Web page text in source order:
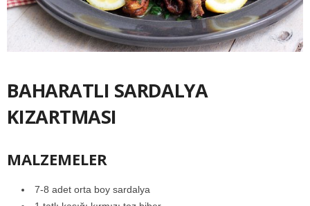
BAHARATLI SARDALYA
KIZARTMASI
MALZEMELER
7-8 adet orta boy sardalya